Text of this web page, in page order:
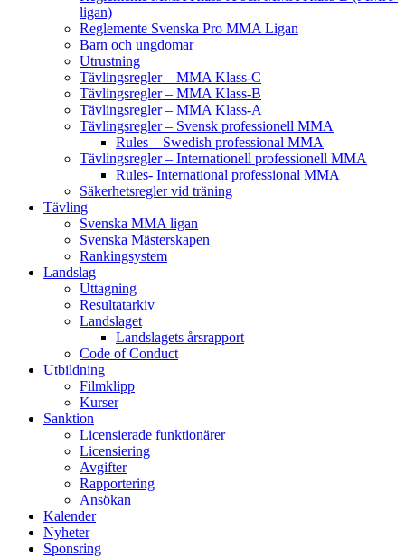
ligan)
Reglemente Svenska Pro MMA Ligan
Barn och ungdomar
Utrustning
Tävlingsregler – MMA Klass-C
Tävlingsregler – MMA Klass-B
Tävlingsregler – MMA Klass-A
Tävlingsregler – Svensk professionell MMA
Rules – Swedish professional MMA
Tävlingsregler – Internationell professionell MMA
Rules- International professional MMA
Säkerhetsregler vid träning
Tävling
Svenska MMA ligan
Svenska Mästerskapen
Rankingsystem
Landslag
Uttagning
Resultatarkiv
Landslaget
Landslagets årsrapport
Code of Conduct
Utbildning
Filmklipp
Kurser
Sanktion
Licensierade funktionärer
Licensiering
Avgifter
Rapportering
Ansökan
Kalender
Nyheter
Sponsring